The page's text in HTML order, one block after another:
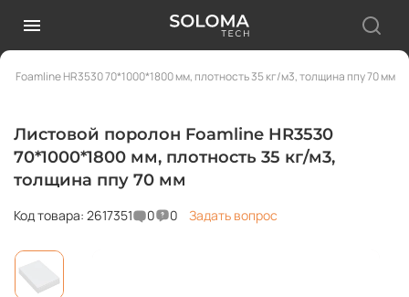
Foamline HR3530 70*1000*1800 мм, плотность 35 кг/м3, толщина ппу 70 мм
Листовой поролон Foamline HR3530
70*1000*1800 мм, плотность 35 кг/м3,
толщина ппу 70 мм
Код товара: 2617351 0 0 Задать вопрос